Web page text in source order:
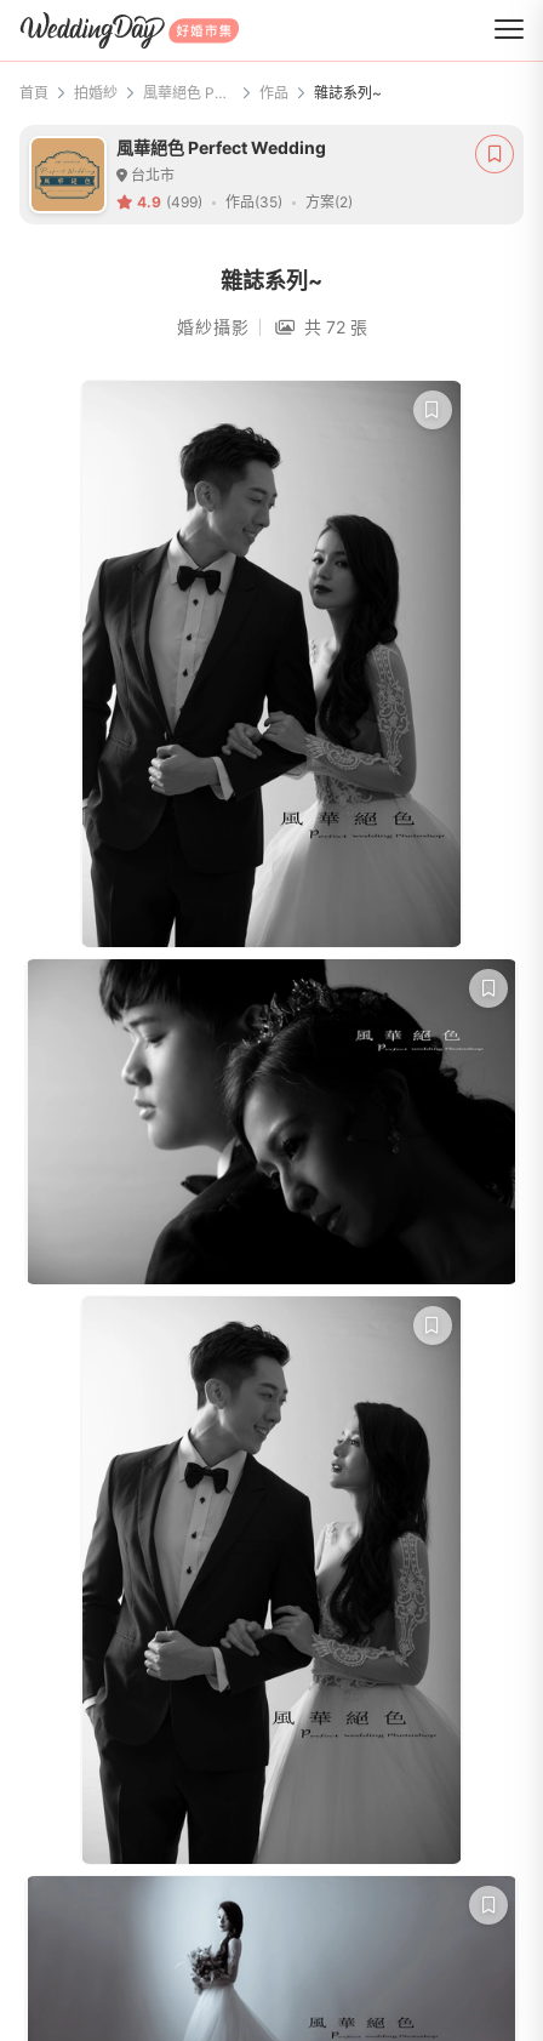
WeddingDay 好婚市集
首頁 拍婚紗 風華絕色 Perfect Wedding 作品 雜誌系列~
風華絕色 Perfect Wedding
台北市
4.9 (499) 作品(35) 方案(2)
雜誌系列~
婚紗攝影 共 72 張